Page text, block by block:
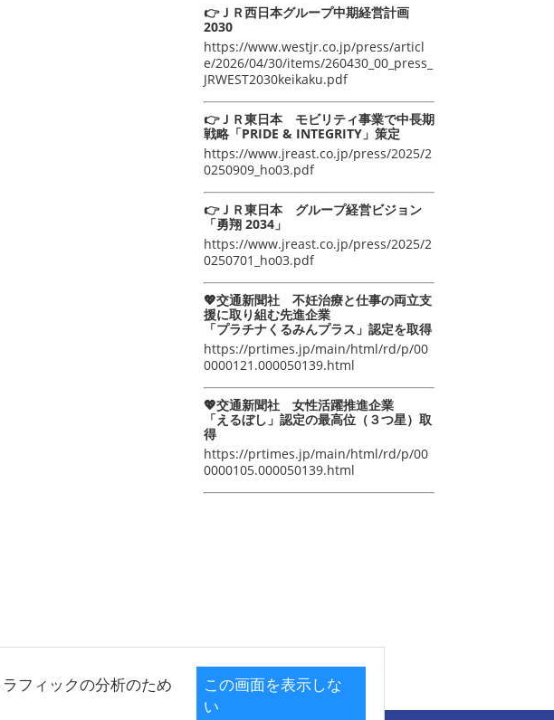
フィックの分析のため
この画面を表示しな
い
👉ＪＲ西日本グループ中期経営計画
2030
https://www.westjr.co.jp/press/articl
e/2026/04/30/items/260430_00_press_
JRWEST2030keikaku.pdf
👉ＪＲ東日本 モビリティ事業で中長期
戦略「PRIDE & INTEGRITY」策定
https://www.jreast.co.jp/press/2025/2
0250909_ho03.pdf
👉ＪＲ東日本 グループ経営ビジョン
「勇翔 2034」
https://www.jreast.co.jp/press/2025/2
0250701_ho03.pdf
💖交通新聞社 不妊治療と仕事の両立支
援に取り組む先進企業
「プラチナくるみんプラス」認定を取得
https://prtimes.jp/main/html/rd/p/00
0000121.000050139.html
💖交通新聞社 女性活躍推進企業
「えるぼし」認定の最高位（３つ星）取
得
https://prtimes.jp/main/html/rd/p/00
0000105.000050139.html